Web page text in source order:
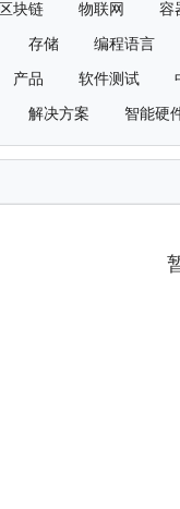
区块链 物联网 容
存储 编程语言
产品 软件测试
解决方案 智能硬